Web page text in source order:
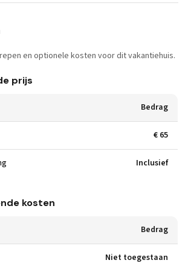
en optionele kosten voor dit vakantiehuis.
prijs
Bedrag
€ 65
Inclusief
kosten
Bedrag
Niet toegestaan